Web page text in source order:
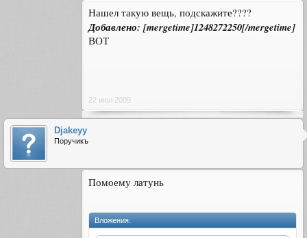
Нашел такую вещь, подскажите????
Добавлено: [mergetime]1248272250[/mergetime]
ВОТ
22 июл 2009
Djakeyy
Поручикъ
Помоему латунь
Вложения: